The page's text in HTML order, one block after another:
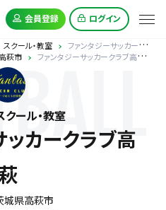
会員登録 ログイン
スクール・教室
ファンタジーサッカークラブ高萩
萩市 ファンタジーサッカークラブ高萩
クール・教室
カークラブ高
城県高萩市